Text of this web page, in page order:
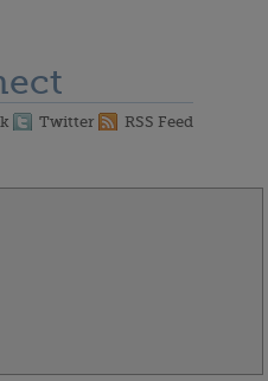
Twitter RSS Feed